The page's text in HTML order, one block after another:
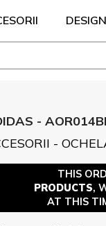
-
-
THIS
PRODUCTS,
AT THIS